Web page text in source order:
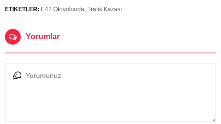
ETİKETLER: E42 Otoyolunda, Trafik Kazası
Yorumlar